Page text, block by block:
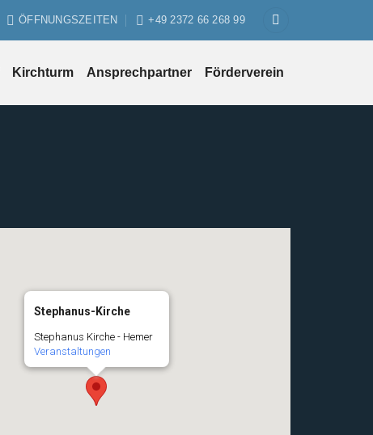
ÖFFNUNGSZEITEN +49 2372 66 268 99
Kirchturm Ansprechpartner Förderverein
Stephanus-Kirche
Stephanus Kirche - Hemer
Veranstaltungen